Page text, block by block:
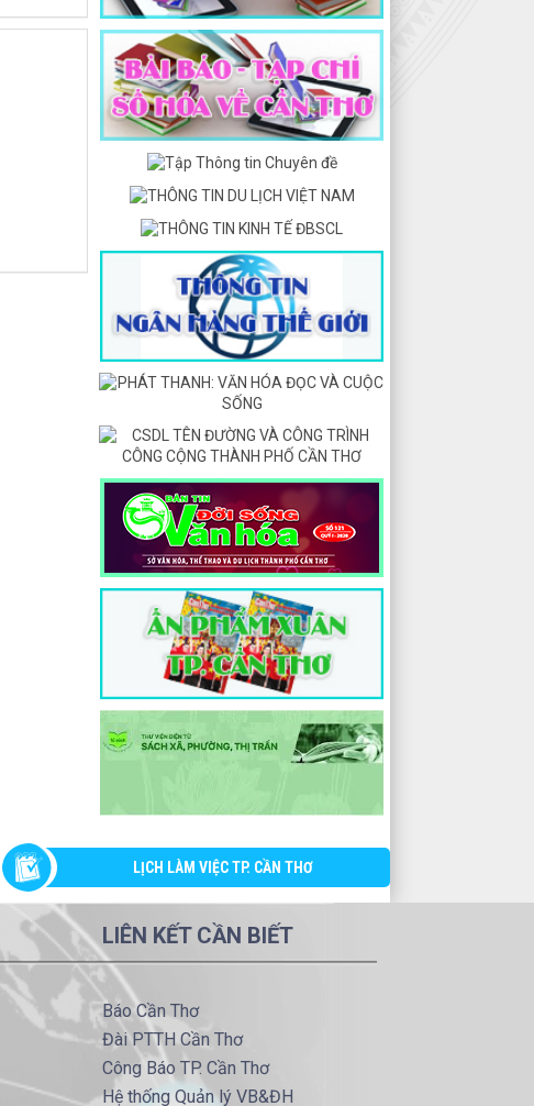
LỊCH LÀM VIỆC TP. CẦN THƠ
LIÊN KẾT CẦN BIẾT
Báo Cần Thơ
Đài PTTH Cần Thơ
Công Báo TP. Cần Thơ
Hệ thống Quản lý VB&ĐH